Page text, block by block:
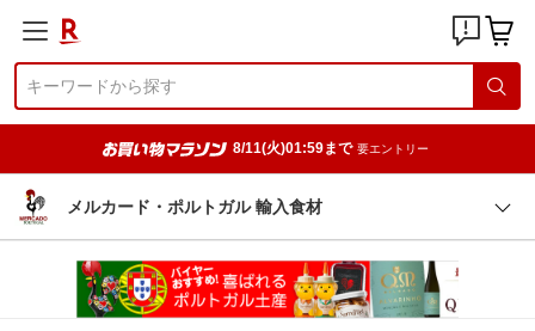
8/11(火)01:59まで 要エントリー
メルカード・ポルトガル 輸入食材